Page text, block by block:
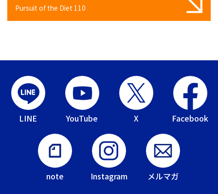
Pursuit of the Diet 110
LINE YouTube X Facebook
note Instagram メルマガ